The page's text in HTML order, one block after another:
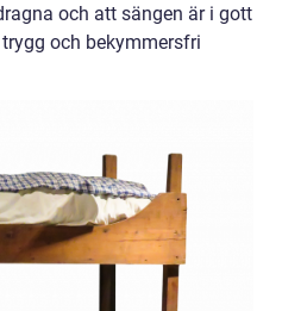
och att sängen är i gott
och bekymmersfri